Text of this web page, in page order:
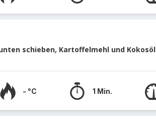
schieben, Kartoffelmehl und Kokosöl
- °C 1 Min.